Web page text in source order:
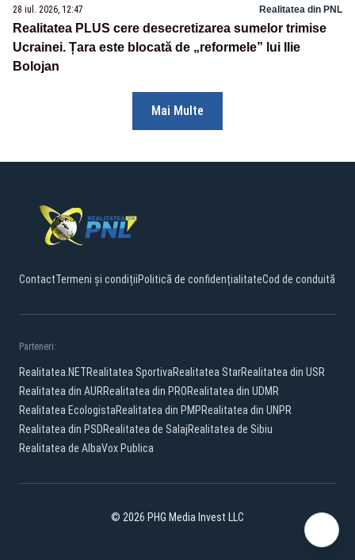
28 iul. 2026, 12:47 Realitatea din PNL
Realitatea PLUS cere desecretizarea sumelor trimise
Ucrainei. Țara este blocată de „reformele” lui Ilie
Bolojan
Mai Multe
ContactTermeni și condițiiPolitică de confidențialitateCod de conduită
Parteneri:
Realitatea.NETRealitatea SportivaRealitatea StarRealitatea din USR
Realitatea din AURRealitatea din PRORealitatea din UDMR
Realitatea EcologistaRealitatea din PMPRealitatea din UNPR
Realitatea din PSDRealitatea de SalajRealitatea de Sibiu
Realitatea de AlbaVox Publica
© 2026 PHG Media Invest LLC